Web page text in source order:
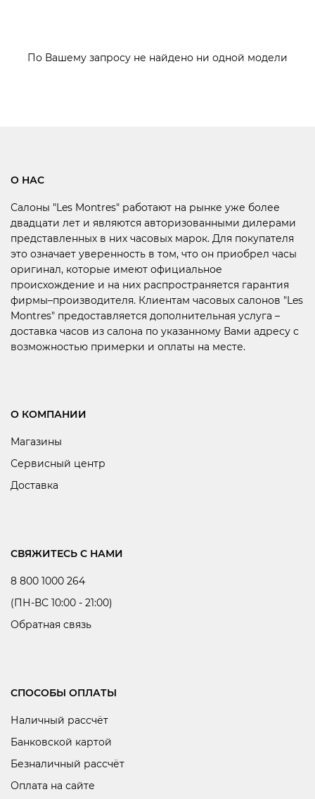
По Вашему запросу не найдено ни одной модели
О НАС
Салоны "Les Montres" работают на рынке уже более
двадцати лет и являются авторизованными дилерами
представленных в них часовых марок. Для покупателя
это означает уверенность в том, что он приобрел часы
оригинал, которые имеют официальное
происхождение и на них распространяется гарантия
фирмы–производителя. Клиентам часовых салонов "Les
Montres" предоставляется дополнительная услуга –
доставка часов из салона по указанному Вами адресу с
возможностью примерки и оплаты на месте.
О КОМПАНИИ
Магазины
Сервисный центр
Доставка
СВЯЖИТЕСЬ С НАМИ
8 800 1000 264
(ПН-ВС 10:00 - 21:00)
Обратная связь
СПОСОБЫ ОПЛАТЫ
Наличный рассчёт
Банковской картой
Безналичный рассчёт
Оплата на сайте